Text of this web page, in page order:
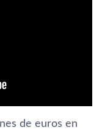
de euros en